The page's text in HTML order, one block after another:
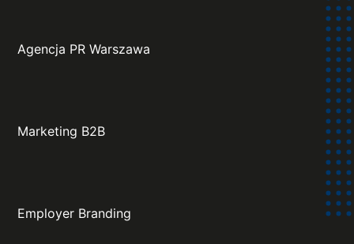
Agencja PR Warszawa
Marketing B2B
Employer Branding